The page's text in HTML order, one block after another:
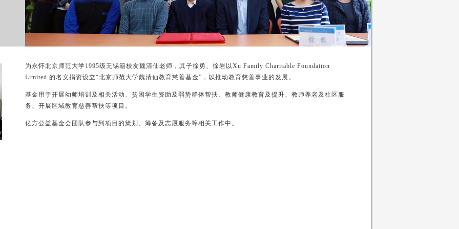
为永怀北京师范大学1995级无锡籍校友魏清仙老师，其子徐勇、徐岩以Xu Family Charitable Foundation
Limited 的名义捐资设立“北京师范大学魏清仙教育慈善基金”，以推动教育慈善事业的发展。
基金用于开展幼师培训及相关活动、贫困学生资助及弱势群体帮扶、教师健康教育及提升、教师养老及社区服
务、开展区域教育慈善帮扶等项目。
亿方公益基金会团队参与到项目的策划、筹备及志愿服务等相关工作中。